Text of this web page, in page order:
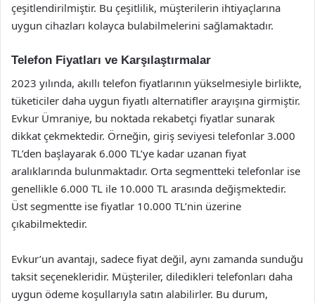
çeşitlendirilmiştir. Bu çeşitlilik, müşterilerin ihtiyaçlarına
uygun cihazları kolayca bulabilmelerini sağlamaktadır.
Telefon Fiyatları ve Karşılaştırmalar
2023 yılında, akıllı telefon fiyatlarının yükselmesiyle birlikte,
tüketiciler daha uygun fiyatlı alternatifler arayışına girmiştir.
Evkur Ümraniye, bu noktada rekabetçi fiyatlar sunarak
dikkat çekmektedir. Örneğin, giriş seviyesi telefonlar 3.000
TL’den başlayarak 6.000 TL’ye kadar uzanan fiyat
aralıklarında bulunmaktadır. Orta segmentteki telefonlar ise
genellikle 6.000 TL ile 10.000 TL arasında değişmektedir.
Üst segmentte ise fiyatlar 10.000 TL’nin üzerine
çıkabilmektedir.
Evkur’un avantajı, sadece fiyat değil, aynı zamanda sunduğu
taksit seçenekleridir. Müşteriler, diledikleri telefonları daha
uygun ödeme koşullarıyla satın alabilirler. Bu durum,